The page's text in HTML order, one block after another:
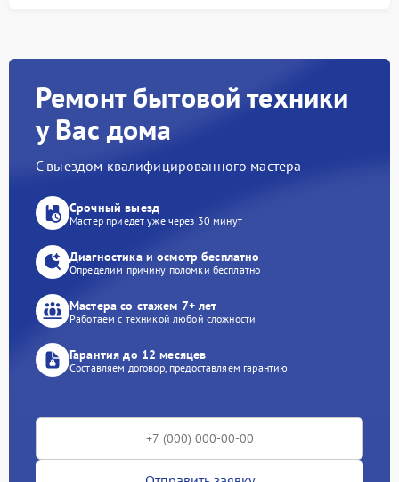
Ремонт бытовой техники
у Вас дома
С выездом квалифицированного мастера
Срочный выезд
Мастер приедет уже через 30 минут
Диагностика и осмотр бесплатно
Определим причину поломки бесплатно
Мастера со стажем 7+ лет
Работаем с техникой любой сложности
Гарантия до 12 месяцев
Составляем договор, предоставляем гарантию